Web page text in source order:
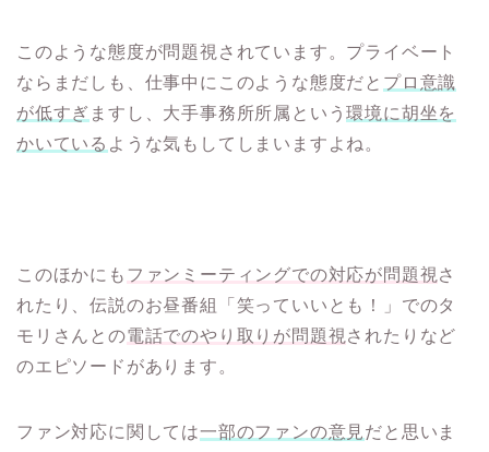
このような態度が問題視されています。プライベート
ならまだしも、仕事中にこのような態度だと プロ意識
が低すぎ ますし、大手事務所所属という環境に胡坐を
かいている ような気もしてしまいますよね。
このほかにも ファンミーティングでの対応が問題視 さ
れたり、伝説のお昼番組「笑っていいとも！」でのタ
モリさんとの電話でのやり取りが問題視 されたりなど
のエピソードがあります。
ファン対応に関しては一部のファンの意見だと思いま